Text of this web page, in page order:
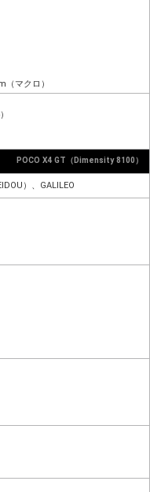
マクロ）
POCO X4 GT（Dimensity 8100）
）、GALILEO